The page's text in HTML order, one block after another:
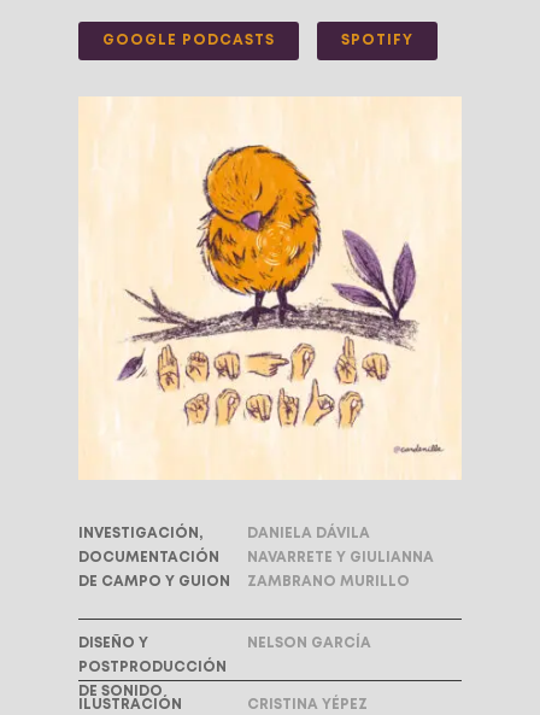
GOOGLE PODCASTS SPOTIFY
INVESTIGACIÓN,
DOCUMENTACIÓN
DE CAMPO Y GUION
DANIELA DÁVILA
NAVARRETE Y GIULIANNA
ZAMBRANO MURILLO
DISEÑO Y
POSTPRODUCCIÓN
DE SONIDO
NELSON GARCÍA
ILUSTRACIÓN
CRISTINA YÉPEZ